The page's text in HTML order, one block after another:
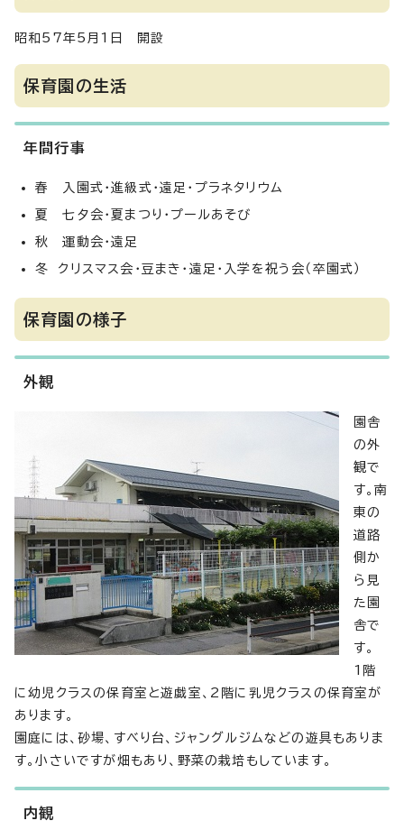
昭和57年5月1日 開設
保育園の生活
年間行事
春 入園式・進級式・遠足・プラネタリウム
夏 七夕会・夏まつり・プールあそび
秋 運動会・遠足
冬 クリスマス会・豆まき・遠足・入学を祝う会（卒園式）
保育園の様子
外観
園舎
の外
観で
す。南
東の
道路
側か
ら見
た園
舎で
す。
1階
に幼児クラスの保育室と遊戯室、2階に乳児クラスの保育室が
あります。
園庭には、砂場、すべり台、ジャングルジムなどの遊具もありま
す。小さいですが畑もあり、野菜の栽培もしています。
内観